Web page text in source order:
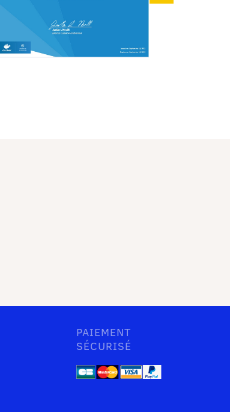
PAIEMENT
SÉCURISÉ